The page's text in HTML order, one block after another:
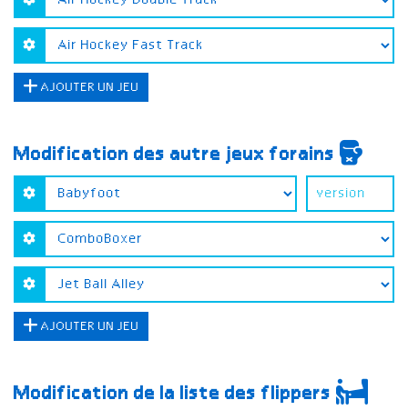
AJOUTER UN JEU
Modification des autre jeux forains
AJOUTER UN JEU
Modification de la liste des flippers